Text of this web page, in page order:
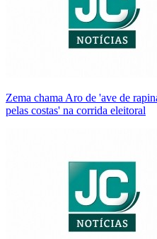
Zema chama Aro de 'ave de
pelas costas' na corrida eleitoral